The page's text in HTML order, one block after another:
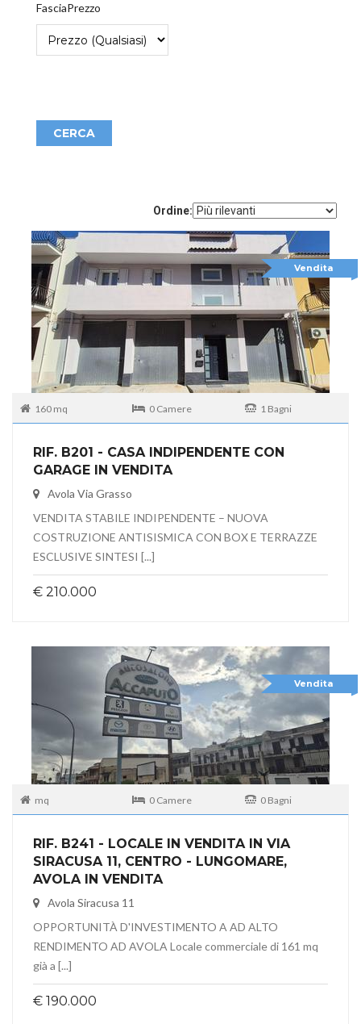
FasciaPrezzo
CERCA
Ordine:
Vendita
160 mq 0 Camere 1 Bagni
RIF. B201 - CASA INDIPENDENTE CON
GARAGE IN VENDITA
Avola Via Grasso
VENDITA STABILE INDIPENDENTE – NUOVA
COSTRUZIONE ANTISISMICA CON BOX E TERRAZZE
ESCLUSIVE SINTESI [...]
€ 210.000
Vendita
mq 0 Camere 0 Bagni
RIF. B241 - LOCALE IN VENDITA IN VIA
SIRACUSA 11, CENTRO - LUNGOMARE,
AVOLA IN VENDITA
Avola Siracusa 11
​OPPORTUNITÀ D'INVESTIMENTO A AD ALTO
RENDIMENTO AD AVOLA Locale commerciale di 161 mq
già a [...]
€ 190.000